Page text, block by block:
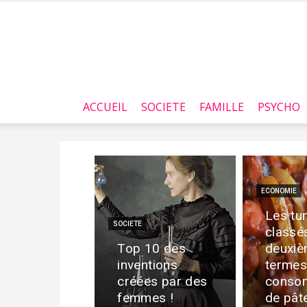
ACCUEIL SOCIETE FAMILLE PSYCHO
SOCIETE
Top 10 des
inventions
créées par des
femmes !
ECONOMIE
Les
de